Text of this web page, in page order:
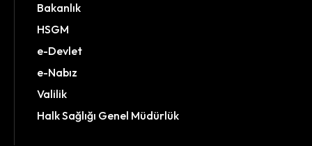
Bakanlık
HSGM
e-Devlet
e-Nabız
Valilik
Halk Sağlığı Genel Müdürlük